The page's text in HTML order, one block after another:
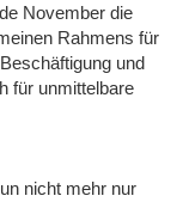
November die
Rahmens für
und
für unmittelbare
nicht mehr nur